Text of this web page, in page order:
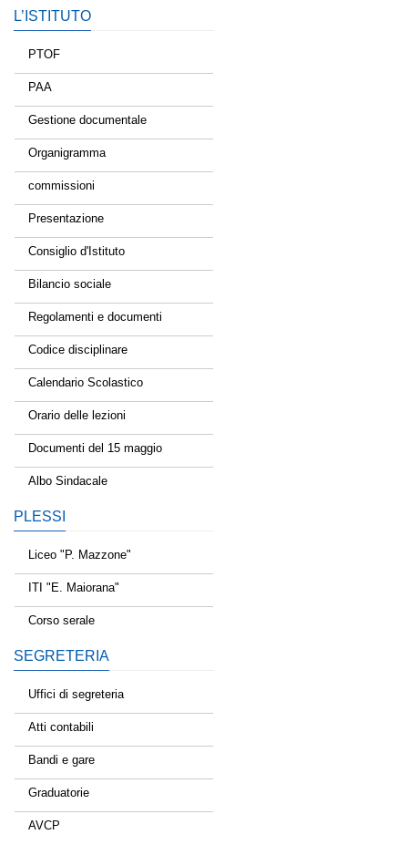
L’ISTITUTO
PTOF
PAA
Gestione documentale
Organigramma
commissioni
Presentazione
Consiglio d'Istituto
Bilancio sociale
Regolamenti e documenti
Codice disciplinare
Calendario Scolastico
Orario delle lezioni
Documenti del 15 maggio
Albo Sindacale
PLESSI
Liceo "P. Mazzone"
ITI "E. Maiorana"
Corso serale
SEGRETERIA
Uffici di segreteria
Atti contabili
Bandi e gare
Graduatorie
AVCP